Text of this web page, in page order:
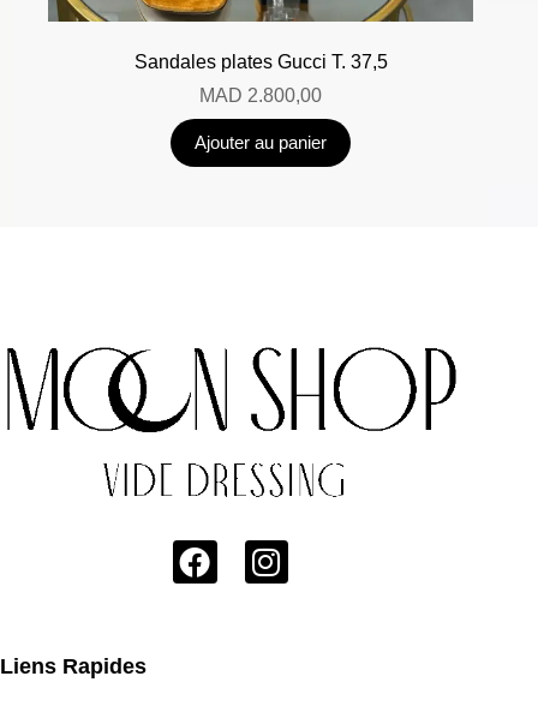
Sandales plates Gucci T. 37,5
MAD 2.800,00
Ajouter au panier
Liens Rapides